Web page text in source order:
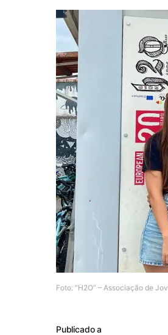
Foto: “H2O” – Associação de
Publicado a